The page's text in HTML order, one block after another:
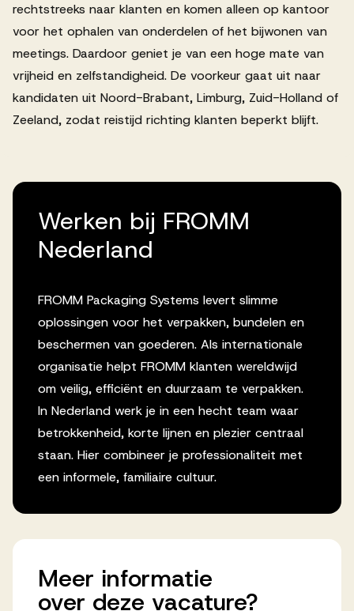
rechtstreeks naar klanten en komen alleen op kantoor
voor het ophalen van onderdelen of het bijwonen van
meetings. Daardoor geniet je van een hoge mate van
vrijheid en zelfstandigheid. De voorkeur gaat uit naar
kandidaten uit Noord-Brabant, Limburg, Zuid-Holland of
Zeeland, zodat reistijd richting klanten beperkt blijft.
Werken bij FROMM
Nederland
FROMM Packaging Systems levert slimme
oplossingen voor het verpakken, bundelen en
beschermen van goederen. Als internationale
organisatie helpt FROMM klanten wereldwijd
om veilig, efficiënt en duurzaam te verpakken.
In Nederland werk je in een hecht team waar
betrokkenheid, korte lijnen en plezier centraal
staan. Hier combineer je professionaliteit met
een informele, familiaire cultuur.
Meer informatie
over deze vacature?